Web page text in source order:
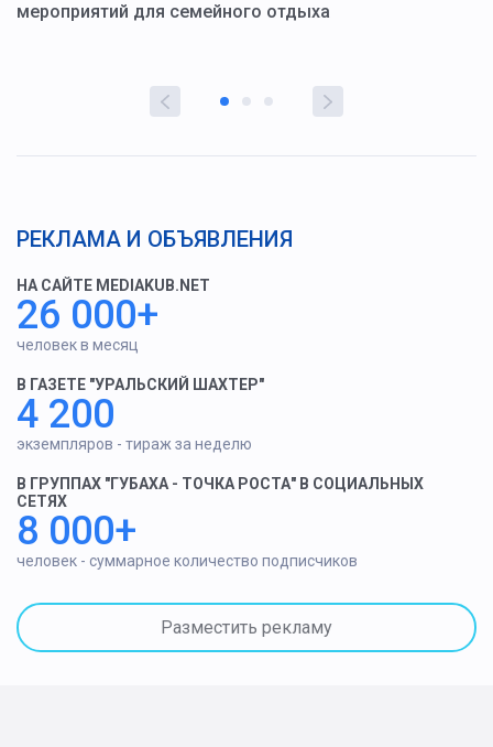
мероприятий для семейного отдыха
РЕКЛАМА И ОБЪЯВЛЕНИЯ
НА САЙТЕ MEDIAKUB.NET
26 000+
человек в месяц
В ГАЗЕТЕ "УРАЛЬСКИЙ ШАХТЕР"
4 200
экземпляров - тираж за неделю
В ГРУППАХ "ГУБАХА - ТОЧКА РОСТА" В СОЦИАЛЬНЫХ
СЕТЯХ
8 000+
человек - суммарное количество подписчиков
Разместить рекламу